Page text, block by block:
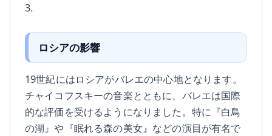
3.
ロシアの影響
19世紀にはロシアがバレエの中心地となります。
チャイコフスキーの音楽とともに、バレエは国際
的な評価を受けるようになりました。特に『白鳥
の湖』や『眠れる森の美女』などの演目が有名で